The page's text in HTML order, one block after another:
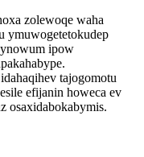
zolewoqe waha
ymuwogetetokudep
ipow
tajogomotu
efijanin howeca ev
osaxidabokabymis.